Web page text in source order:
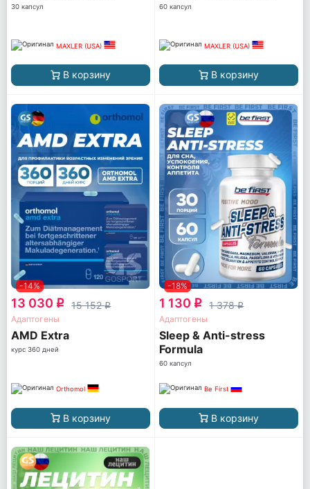
30 капсул
MAXLER (USA)
В корзину
60 капсул
MAXLER (USA)
В корзину
-14%
13 030 q 15 152q
Адаптогены
AМD Extra
курс 360 дней
Orthomol
В корзину
-18%
1 130 q 1 378q
Адаптогены
Sleep & Anti-stress
Formula
60 капсул
Be First
В корзину